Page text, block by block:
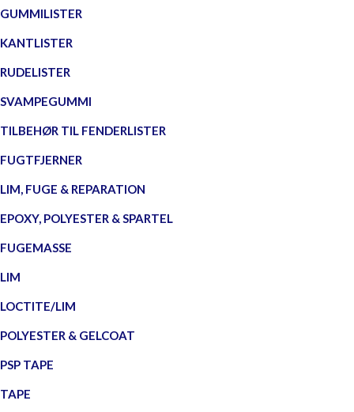
GUMMILISTER
KANTLISTER
RUDELISTER
SVAMPEGUMMI
TILBEHØR TIL FENDERLISTER
FUGTFJERNER
LIM, FUGE & REPARATION
EPOXY, POLYESTER & SPARTEL
FUGEMASSE
LIM
LOCTITE/LIM
POLYESTER & GELCOAT
PSP TAPE
TAPE